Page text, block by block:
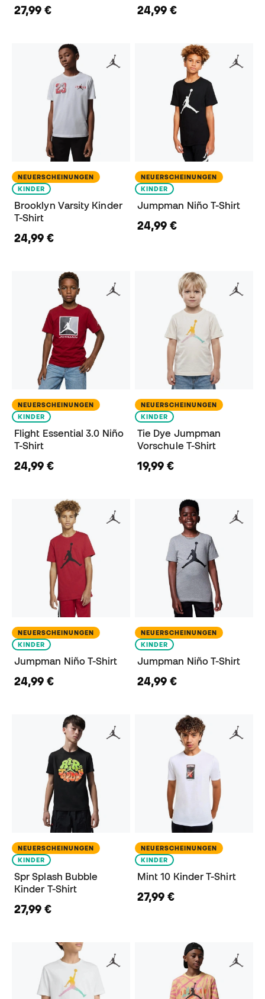
27,99 € 24,99 €
NEUERSCHEINUNGEN
KINDER
Brooklyn Varsity Kinder
T-Shirt
24,99 €
NEUERSCHEINUNGEN
KINDER
Jumpman Niño T-Shirt
24,99 €
NEUERSCHEINUNGEN
KINDER
Flight Essential 3.0 Niño
T-Shirt
24,99 €
NEUERSCHEINUNGEN
KINDER
Tie Dye Jumpman
Vorschule T-Shirt
19,99 €
NEUERSCHEINUNGEN
KINDER
Jumpman Niño T-Shirt
24,99 €
NEUERSCHEINUNGEN
KINDER
Jumpman Niño T-Shirt
24,99 €
NEUERSCHEINUNGEN
KINDER
Spr Splash Bubble
Kinder T-Shirt
27,99 €
NEUERSCHEINUNGEN
KINDER
Mint 10 Kinder T-Shirt
27,99 €